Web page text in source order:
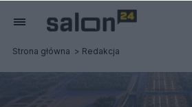
Strona główna Redakcja